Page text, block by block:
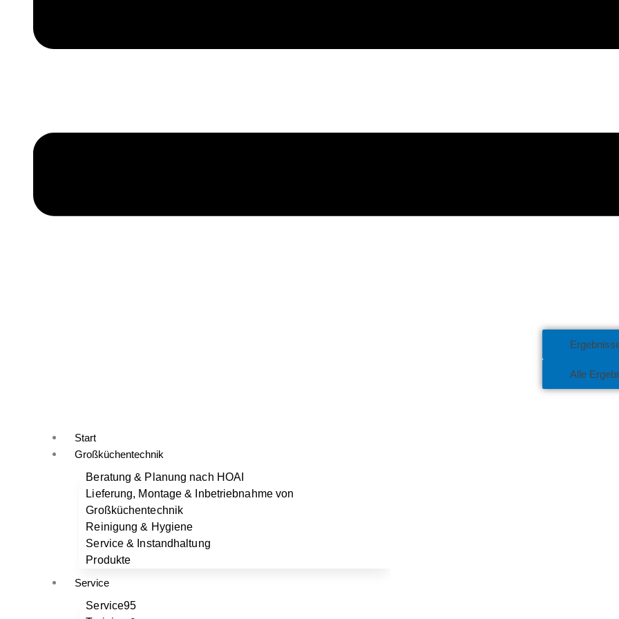
Start
Großküchentechnik
Beratung & Planung nach HOAI
Lieferung, Montage & Inbetriebnahme von
Großküchentechnik
Reinigung & Hygiene
Service & Instandhaltung
Produkte
Service
Service95
Alle